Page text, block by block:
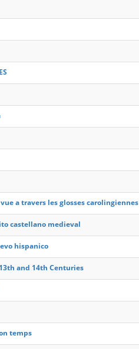
a travers les glosses carolingiennes
castellano medieval
hispanico
and 14th Centuries
temps